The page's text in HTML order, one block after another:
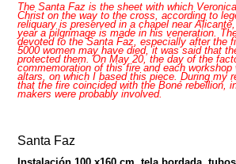
The Santa Faz is the sheet with which
Christ on the way to the cross, according to
reliquary is preserved in a chapel near
year a pilgrimage is made in his veneration.
devoted to the Santa Faz, especially after the
5000 women may have died, it was said that
protected them. On May 20, the day of the
commemoration of this fire and each workshop
altars, on which I based this piece. During my
that the fire coincided with the Boné rebellion,
makers were probably involved.
Santa Faz